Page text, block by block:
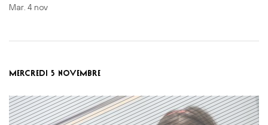
mar. 4 nov
MERCREDI 5 NOVEMBRE